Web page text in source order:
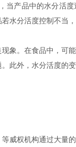
产品中的水分活
水分活度控制不当
象。在食品中，可
此外，水分活度的
等威权机构通过大量